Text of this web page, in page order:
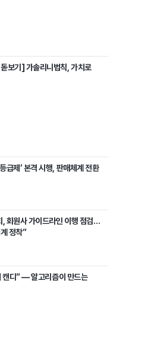
보기] 가솔리니법칙, 가치로
급제’ 본격 시행, 판매체계 전환
, 회원사 가이드라인 이행 점검…
정착”
캔디” ― 알고리즘이 만드는